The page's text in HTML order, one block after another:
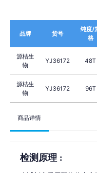
品牌 货号
纯度/
格
源桔生
物
YJ36172 48T
源桔生
物
YJ36172 96T
商品详情
检测原理 :